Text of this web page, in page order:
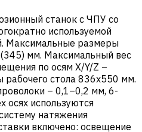
станок с ЧПУ cо
используемой
Максимальные размеры
мм. Максимальный вес
по осям X/Y/Z –
стола 836х550 мм.
– 0,1–0,2 мм, 6-
осях используются
натяжения
включено: освещение